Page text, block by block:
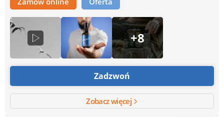
+8
Zadzwoń
Zobacz więcej